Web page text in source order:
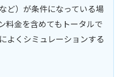
ど）が条件になっている場
料金を含めてもトータルで
よくシミュレーションする